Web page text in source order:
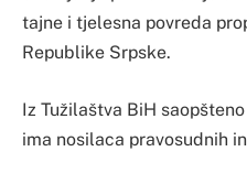
tajne i tjelesna povreda
Republike Srpske.
Iz Tužilaštva BiH
ima nosilaca pravosudnih